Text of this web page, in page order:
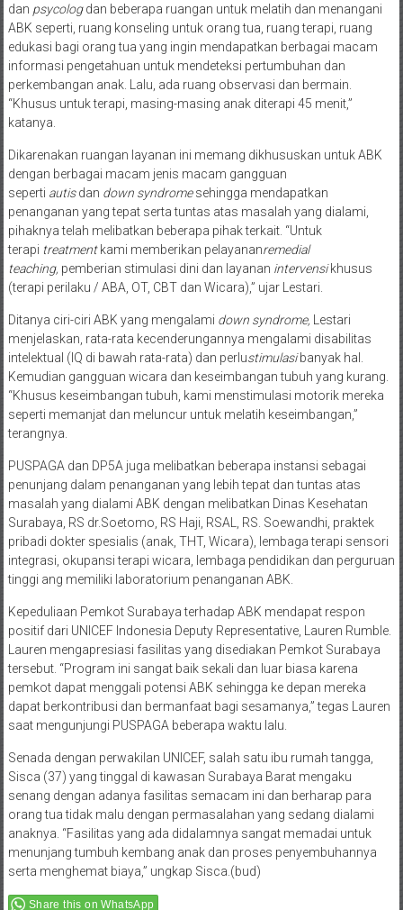
dipungut biaya serta fasilitas lengkap seperti terapis
dan psycologdan beberapa ruangan untuk melatih dan menangani
ABK seperti, ruang konseling untuk orang tua, ruang terapi, ruang
edukasi bagi orang tua yang ingin mendapatkan berbagai macam
informasi pengetahuan untuk mendeteksi pertumbuhan dan
perkembangan anak. Lalu, ada ruang observasi dan bermain.
“Khusus untuk terapi, masing-masing anak diterapi 45 menit,”
Dikarenakan ruangan layanan ini memang dikhususkan untuk ABK
dengan berbagai macam jenis macam gangguan
sepertiautisdandown syndromesehingga mendapatkan
penanganan yang tepat serta tuntas atas masalah yang dialami,
pihaknya telah melibatkan beberapa pihak terkait. “Untuk
terapitreatmentkami memberikan pelayananremedial
teaching,pemberian stimulasi dini dan layananintervensi
Ditanya ciri-ciri ABK yang mengalamidown syndrome, Lestari
menjelaskan, rata-rata kecenderungannya mengalami disabilitas
intelektual (IQ di bawah rata-rata) dan perlustimulasibanyak hal.
Kemudian gangguan wicara dan keseimbangan tubuh yang kurang.
“Khusus keseimbangan tubuh, kami menstimulasi motorik mereka
seperti memanjat dan meluncur untuk melatih keseimbangan,”
PUSPAGA dan DP5A juga melibatkan beberapa instansi sebagai
penunjang dalam penanganan yang lebih tepat dan tuntas atas
masalah yang dialami ABK dengan melibatkan Dinas Kesehatan
Surabaya, RS dr.Soetomo, RS Haji, RSAL, RS. Soewandhi, praktek
pribadi dokter spesialis (anak, THT, Wicara), lembaga terapi sensori
integrasi, okupansi terapi wicara, lembaga pendidikan dan perguruan
Kepeduliaan Pemkot Surabaya terhadap ABK mendapat respon
positif dari UNICEF Indonesia Deputy Representative, Lauren Rumble.
Lauren mengapresiasi fasilitas yang disediakan Pemkot Surabaya
tersebut. “Program ini sangat baik sekali dan luar biasa karena
pemkot dapat menggali potensi ABK sehingga ke depan mereka
dapat berkontribusi dan bermanfaat bagi sesamanya,” tegas Lauren
Senada dengan perwakilan UNICEF, salah satu ibu rumah tangga,
Sisca (37) yang tinggal di kawasan Surabaya Barat mengaku
senang dengan adanya fasilitas semacam ini dan berharap para
orang tua tidak malu dengan permasalahan yang sedang dialami
anaknya. “Fasilitas yang ada didalamnya sangat memadai untuk
menunjang tumbuh kembang anak dan proses penyembuhannya